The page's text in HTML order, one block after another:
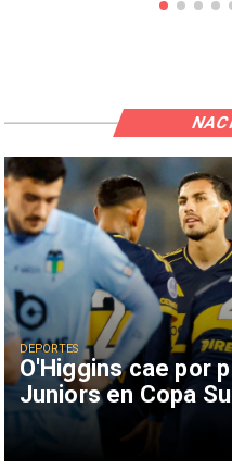
O'Higgins cae por
Juniors en Copa
DEPORTES